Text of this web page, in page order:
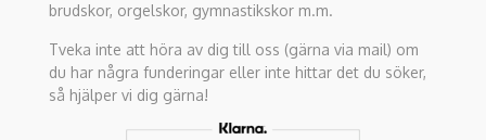
brudskor, orgelskor, gymnastikskor m.m.
Tveka inte att höra av dig till oss (gärna via mail) om
du har några funderingar eller inte hittar det du söker,
så hjälper vi dig gärna!